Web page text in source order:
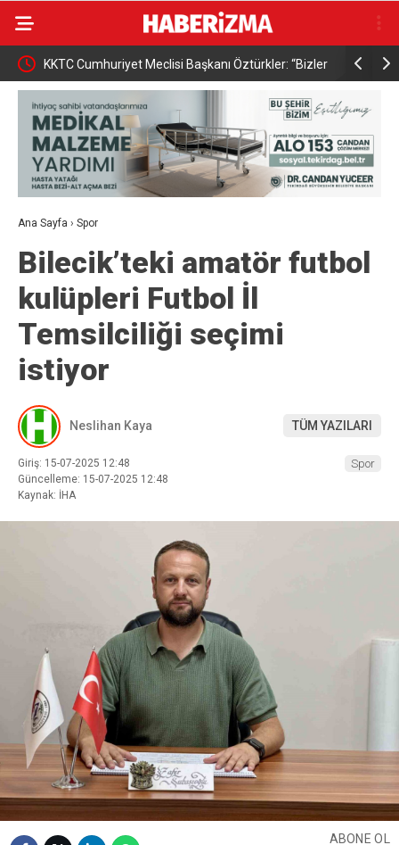
KKTC Cumhuriyet Meclisi Başkanı Öztürkler: “Bizler
egemen eşitliğimizden ve eşit uluslararası
statümüzden asla taviz vermeyeceğiz”
Ana Sayfa › Spor
Bilecik’teki amatör futbol
kulüpleri Futbol İl
Temsilciliği seçimi
istiyor
Neslihan Kaya TÜM YAZILARI
Giriş: 15-07-2025 12:48
Güncelleme: 15-07-2025 12:48
Kaynak: İHA
Spor
ABONE OL